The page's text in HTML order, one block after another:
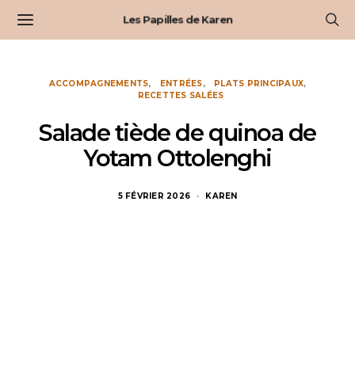
Les Papilles de Karen
ACCOMPAGNEMENTS ENTRÉES
PLATS PRINCIPAUX
RECETTES SALÉES
Salade tiède de quinoa de
Yotam Ottolenghi
5 FÉVRIER 2026 KAREN